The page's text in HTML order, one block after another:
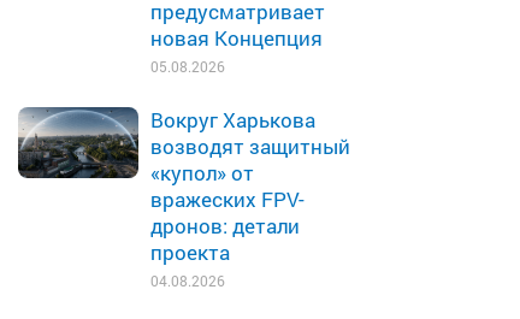
предусматривает
новая Концепция
05.08.2026
Вокруг Харькова
возводят защитный
«купол» от
вражеских FPV-
дронов: детали
проекта
04.08.2026